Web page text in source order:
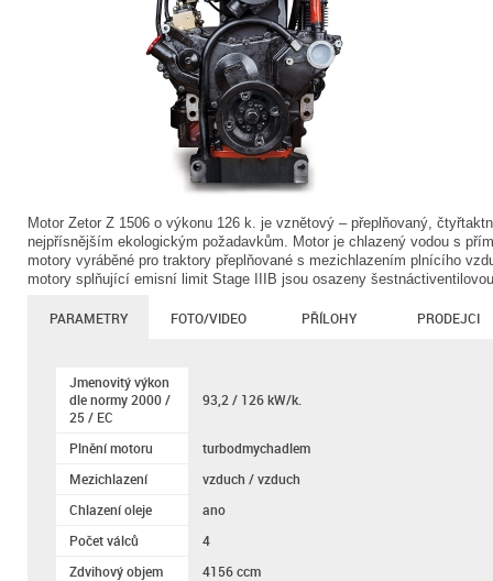
Motor Zetor Z 1506 o výkonu 126 k. je vznětový – přeplňovaný,
nejpřísnějším ekologickým požadavkům. Motor je chlazený vodou s
motory vyráběné pro traktory přeplňované s mezichlazením plnícího
motory splňující emisní limit Stage IIIB jsou osazeny
PARAMETRY FOTO/VIDEO PŘÍLOHY PRODEJCI
Jmenovitý výkon
dle normy 2000 /
25 / EC
93,2 / 126 kW/k.
Plnění motoru
turbodmychadlem
Mezichlazení
vzduch / vzduch
Chlazení oleje
ano
Počet válců
4
Zdvihový objem
4156 ccm